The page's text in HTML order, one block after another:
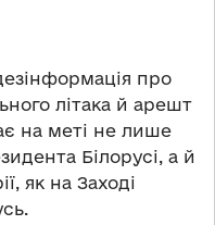
про
літака й арешт
на меті не лише
Білорусі, а й
як на Заході